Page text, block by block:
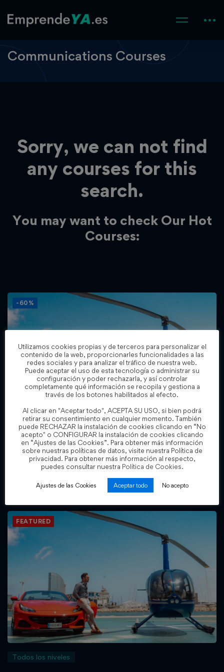
Communications Courses
Sorry, we can not find
any courses for this
search.
You may want to check Our Hot
Courses:
-60%
Todos los niveles
Sala E50K [VITALICIO]
Cristian Fernandez
5.000,00€ 12.500,00
FEATURED
Todos los niveles
Utilizamos cookies propias y de terceros para personalizar el
contenido de la web, proporcionarles funcionalidades a las
redes sociales y para analizar el tráfico de nuestra web.
Puede aceptar el uso de esta tecnología o administrar su
configuración y poder rechazarla, y así controlar
completamente qué información se recopila y gestiona a
través de los botones habilitados al efecto.
Al clicar en "Aceptar todo", ACEPTA SU USO, si bien podrá
retirar su consentimiento en cualquier momento. También
puede RECHAZAR la instalación de cookies clicando en “No
acepto" o CONFIGURAR la instalación de cookies clicando
en “Ajustes de las Cookies”. Para obtener más información
sobre nuestras políticas de datos, visite nuestra Política de
privacidad. Para obtener más información al respecto,
puedes consultar nuestra Política de Cookies.
Ajustes de las Cookies Aceptar todo No acepto